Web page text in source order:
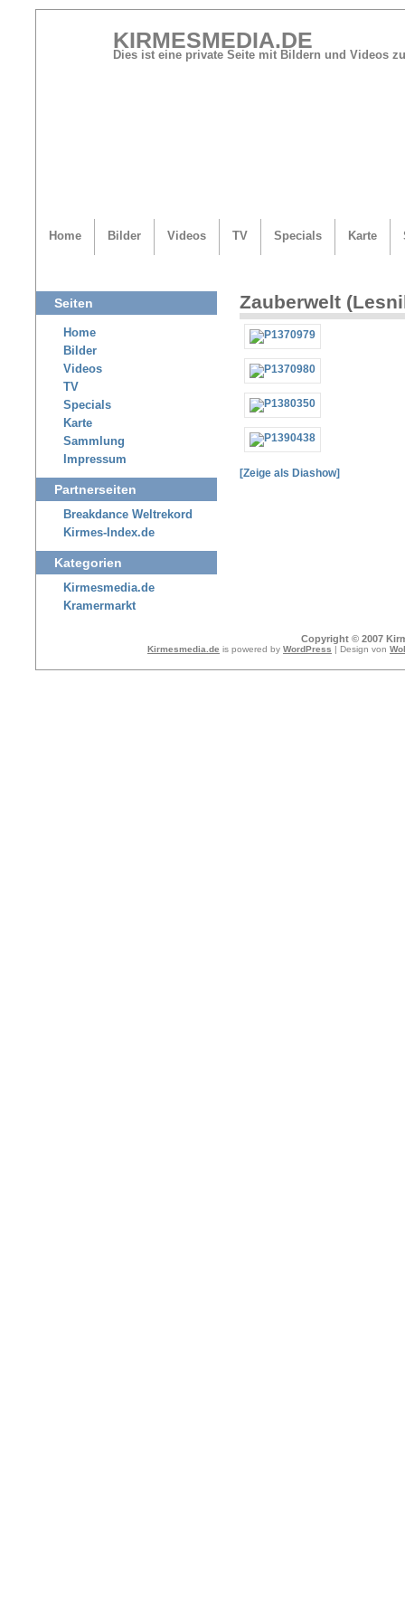
KIRMESMEDIA.DE
Dies ist eine private Seite mit Bildern und Videos
Home Bilder Videos TV Specials Karte
Zauberwelt
[Zeige als Diashow]
Seiten
Home
Bilder
Videos
TV
Specials
Karte
Sammlung
Impressum
Partnerseiten
Breakdance Weltrekord
Kirmes-Index.de
Kategorien
Kirmesmedia.de
Kramermarkt
Copyright © 2007
Kirmesmedia.de is powered by WordPress | Design von